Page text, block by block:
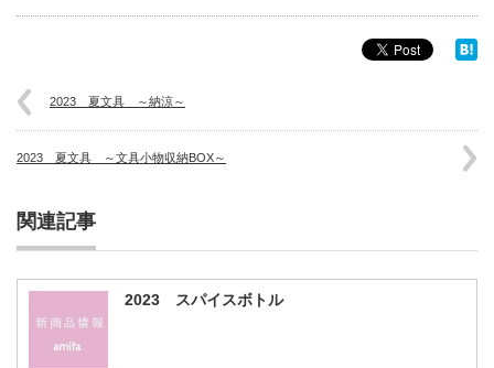
2023 夏文具 ～納涼～
2023 夏文具 ～文具小物収納BOX～
関連記事
2023 スパイスボトル